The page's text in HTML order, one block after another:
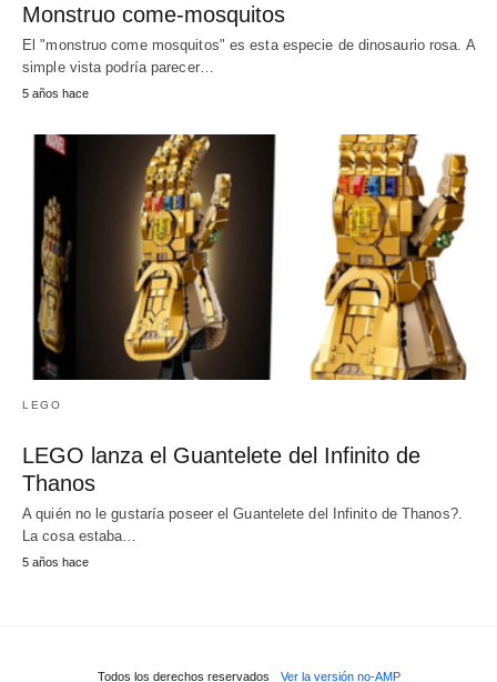
Monstruo come-mosquitos
El "monstruo come mosquitos" es esta especie de dinosaurio rosa. A
simple vista podría parecer…
5 años hace
LEGO
LEGO lanza el Guantelete del Infinito de
Thanos
A quién no le gustaría poseer el Guantelete del Infinito de Thanos?.
La cosa estaba…
5 años hace
Todos los derechos reservados Ver la versión no-AMP